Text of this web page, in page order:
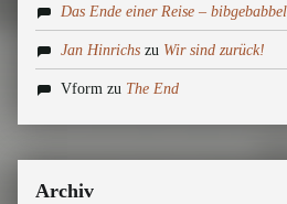
Das Ende einer Reise – bibgebabbel
Jan Hinrichs zu Wir sind zurück!
Vform zu The End
Archiv